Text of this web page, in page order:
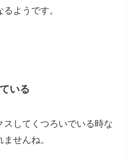
ようです。
いる
スしてくつろいでいる時な
せんね。